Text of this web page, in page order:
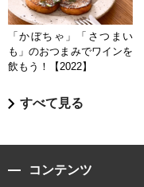
「かぼちゃ」「さつまい
も」のおつまみでワインを
飲もう！【2022】
すべて見る
コンテンツ